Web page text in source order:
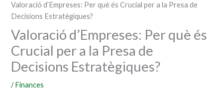
Valoració d’Empreses: Per què és Crucial per a la Presa de
Decisions Estratègiques?
Valoració d’Empreses: Per què és
Crucial per a la Presa de
Decisions Estratègiques?
/Finances